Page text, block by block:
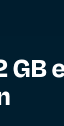
GB